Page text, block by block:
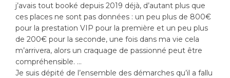
j’avais tout booké depuis 2019 déjà, d’autant plus que
ces places ne sont pas données : un peu plus de 800€
pour la prestation VIP pour la première et un peu plus
de 200€ pour la seconde, une fois dans ma vie cela
m’arrivera, alors un craquage de passionné peut être
compréhensible. …
Je suis dépité de l’ensemble des démarches qu’il a fallu